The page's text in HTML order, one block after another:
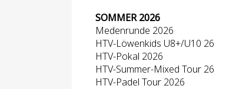
SOMMER 2026
Medenrunde 2026
HTV-Löwenkids U8+/U10 26
HTV-Pokal 2026
HTV-Summer-Mixed Tour 26
HTV-Padel Tour 2026